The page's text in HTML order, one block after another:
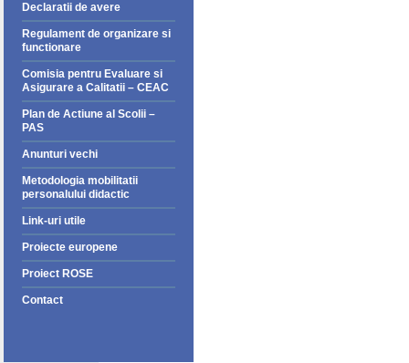
Declaratii de avere
Regulament de organizare si
functionare
Comisia pentru Evaluare si
Asigurare a Calitatii – CEAC
Plan de Actiune al Scolii –
PAS
Anunturi vechi
Metodologia mobilitatii
personalului didactic
Link-uri utile
Proiecte europene
Proiect ROSE
Contact